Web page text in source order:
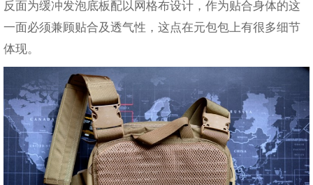
反面为缓冲发泡底板配以网格布设计，作为贴合身体的这
一面必须兼顾贴合及透气性，这点在元包包上有很多细节
体现。